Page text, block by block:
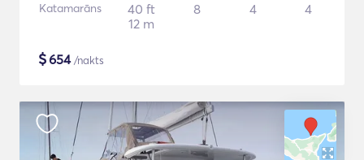
Katamarāns
40 ft
12 m
8 4 4
$654/nakts